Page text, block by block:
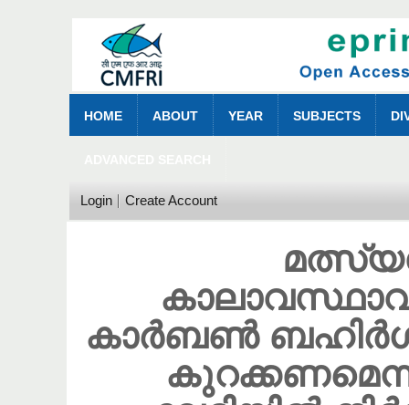
HOME ABOUT YEAR SUBJECTS
Login Create Account
കാർബൺ